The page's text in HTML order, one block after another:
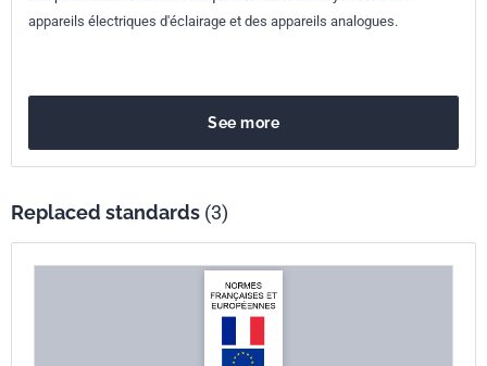
European kinship
appareils électriques d'éclairage et des appareils analogues.
See more
Replaced standards (3)